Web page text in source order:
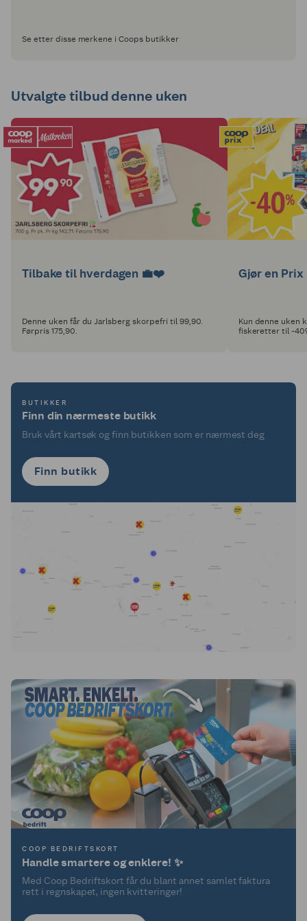
Se etter disse merkene i Coops butikker
Utvalgte tilbud denne uken
Tilbake til hverdagen 💼❤️
Denne uken får du Jarlsberg skorpefri til 99,90.
Førpris 175,90.
Gjør en Prix
Kun denne uken
fiskeretter til -
BUTIKKER
Finn din nærmeste butikk
Bruk vårt kartsøk og finn butikken som er nærmest deg
Finn butikk
COOP BEDRIFTSKORT
Handle smartere og enklere! ✨
Med Coop Bedriftskort får du blant annet samlet faktura
rett i regnskapet, ingen kvitteringer!